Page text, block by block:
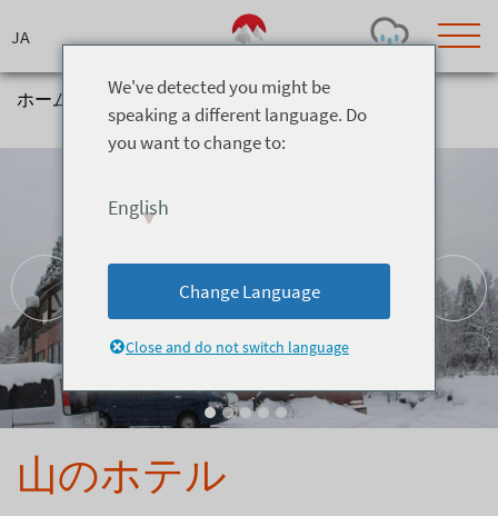
to
Today's Outlook
Snow (cm)
0
24h
- - -
Bottom Top
Lifts open Runs (%)
0
Current
0
Feels Like
-
0
ホーム 宿泊施設 > ホテル > 山のホテル
山のホテル
We've detected you might be
speaking a different language. Do
you want to change to:
English
Change Language
Close and do not switch language